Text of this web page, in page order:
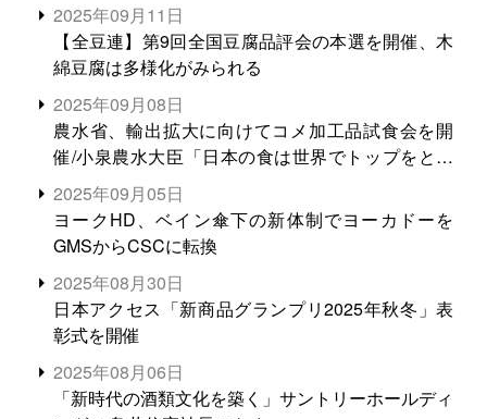
2025年09月11日
【全豆連】第9回全国豆腐品評会の本選を開催、木
綿豆腐は多様化がみられる
2025年09月08日
農水省、輸出拡大に向けてコメ加工品試食会を開
催/小泉農水大臣「日本の食は世界でトップをとれ
る。米増産に向けて、米輸出需要の拡大を」
2025年09月05日
ヨークHD、ベイン傘下の新体制でヨーカドーを
GMSからCSCに転換
2025年08月30日
日本アクセス「新商品グランプリ2025年秋冬」表
彰式を開催
2025年08月06日
「新時代の酒類文化を築く」サントリーホールディ